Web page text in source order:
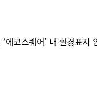
코스퀘어’ 내 환경표지